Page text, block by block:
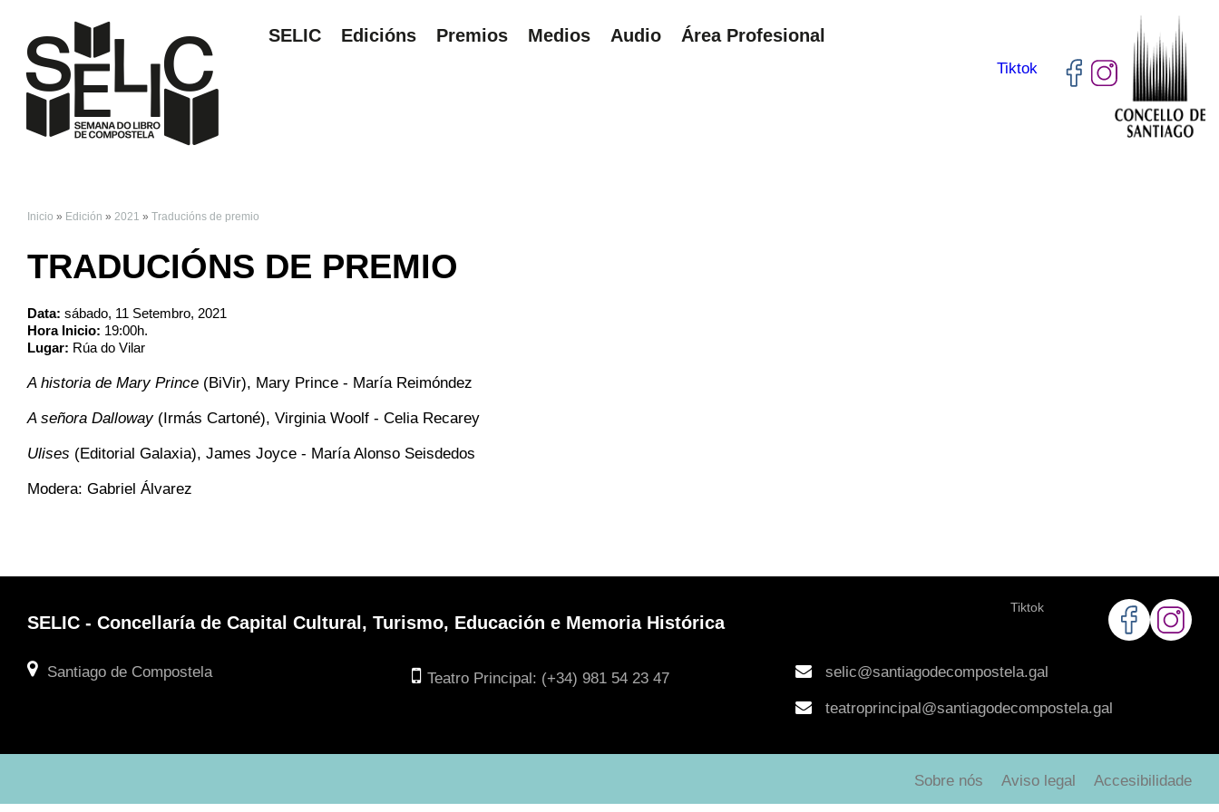
SELIC Edicións Premios Medios Audio Área Profesional
Tiktok
VOSTEDE ESTÁ AQUÍ
Inicio » Edición » 2021 » Traducións de premio
TRADUCIÓNS DE PREMIO
Data: sábado, 11 Setembro, 2021
Hora Inicio: 19:00h.
Lugar: Rúa do Vilar
A historia de Mary Prince (BiVir), Mary Prince - María Reimóndez
A señora Dalloway(Irmás Cartoné), Virginia Woolf - Celia Recarey
Ulises (Editorial Galaxia), James Joyce - María Alonso Seisdedos
Modera: Gabriel Álvarez
SELIC - Concellaría de Capital Cultural, Turismo, Educación e Memoria Histórica
Tiktok
Santiago de Compostela Teatro Principal: (+34) 981 54 23 47 selic@santiagodecompostela.gal
teatroprincipal@santiagodecompostela.gal
Accesibilidade
Aviso legal
Sobre nós